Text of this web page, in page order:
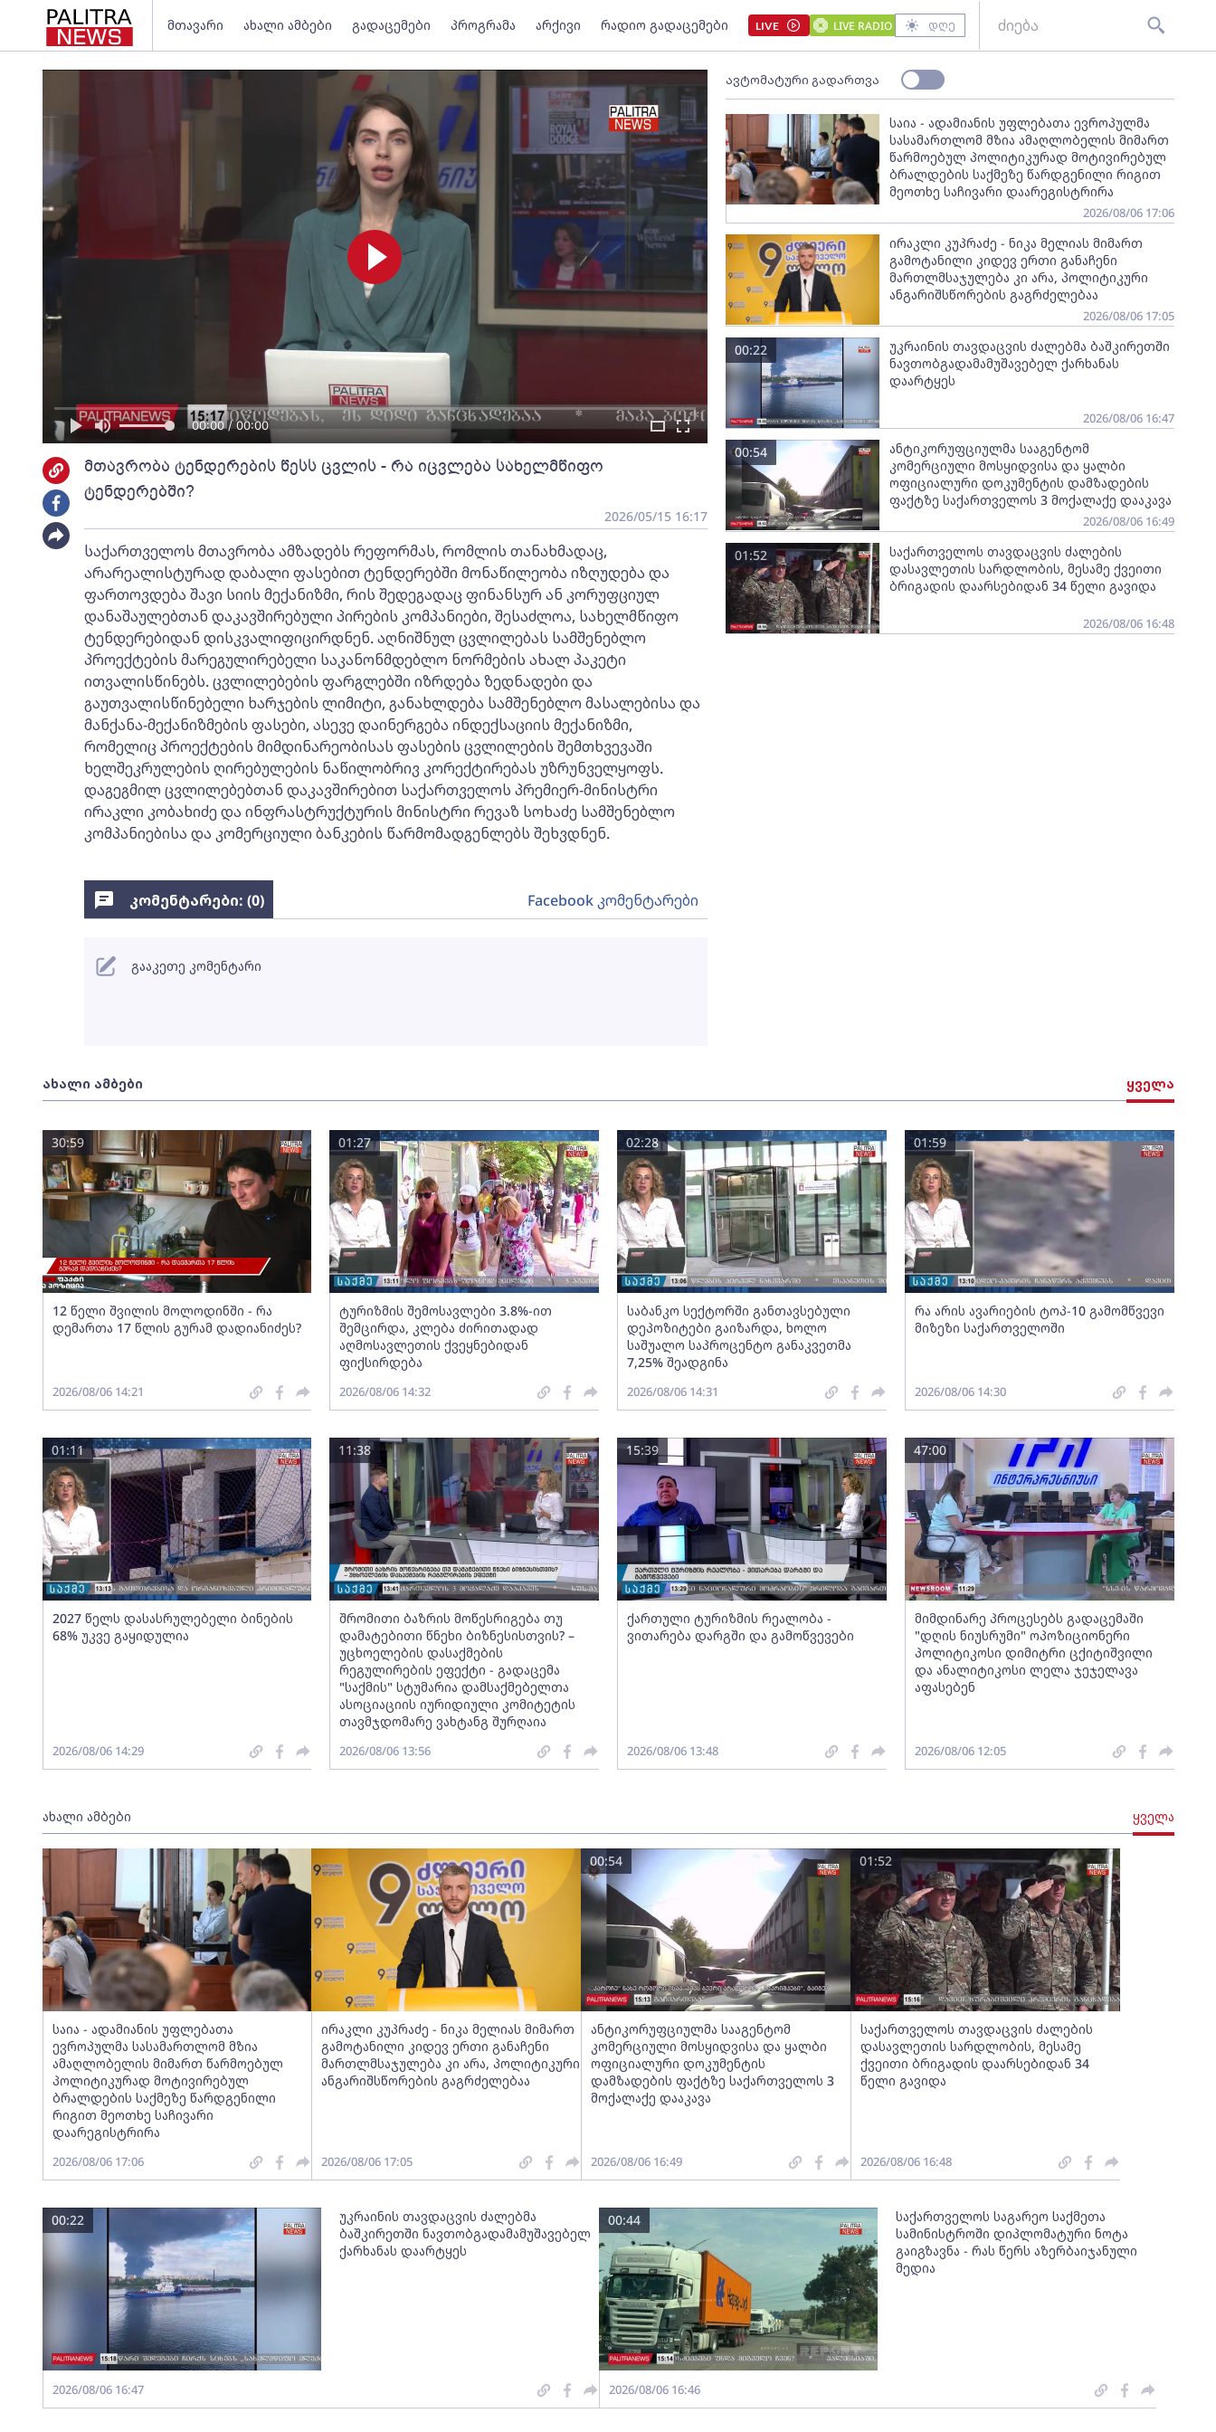
მთავარი ახალი ამბები გადაცემები პროგრამა არქივი რადიო გადაცემები LIVE LIVE RADIO დღე
00:00 / 00:00
მთავრობა ტენდერების წესს ცვლის - რა იცვლება სახელმწიფო
ტენდერებში?
2026/05/15 16:17
საქართველოს მთავრობა ამზადებს რეფორმას, რომლის თანახმადაც,
არარეალისტურად დაბალი ფასებით ტენდერებში მონაწილეობა იზღუდება და
ფართოვდება შავი სიის მექანიზმი, რის შედეგადაც ფინანსურ ან კორუფციულ
დანაშაულებთან დაკავშირებული პირების კომპანიები, შესაძლოა, სახელმწიფო
ტენდერებიდან დისკვალიფიცირდნენ. აღნიშნულ ცვლილებას სამშენებლო
პროექტების მარეგულირებელი საკანონმდებლო ნორმების ახალ პაკეტი
ითვალისწინებს. ცვლილებების ფარგლებში იზრდება ზედნადები და
გაუთვალისწინებელი ხარჯების ლიმიტი, განახლდება სამშენებლო მასალებისა და
მანქანა-მექანიზმების ფასები, ასევე დაინერგება ინდექსაციის მექანიზმი,
რომელიც პროექტების მიმდინარეობისას ფასების ცვლილების შემთხვევაში
ხელშეკრულების ღირებულების ნაწილობრივ კორექტირებას უზრუნველყოფს.
დაგეგმილ ცვლილებებთან დაკავშირებით საქართველოს პრემიერ-მინისტრი
ირაკლი კობახიძე და ინფრასტრუქტურის მინისტრი რევაზ სოხაძე სამშენებლო
კომპანიებისა და კომერციული ბანკების წარმომადგენლებს შეხვდნენ.
ავტომატური გადართვა
საია - ადამიანის უფლებათა ევროპულმა
სასამართლომ მზია ამაღლობელის მიმართ
წარმოებულ პოლიტიკურად მოტივირებულ
ბრალდების საქმეზე წარდგენილი რიგით
მეოთხე საჩივარი დაარეგისტრირა
2026/08/06 17:06
ირაკლი კუპრაძე - ნიკა მელიას მიმართ
გამოტანილი კიდევ ერთი განაჩენი
მართლმსაჯულება კი არა, პოლიტიკური
ანგარიშსწორების გაგრძელებაა
2026/08/06 17:05
უკრაინის თავდაცვის ძალებმა ბაშკირეთში
ნავთობგადამამუშავებელ ქარხანას
დაარტყეს
00:22
2026/08/06 16:47
ანტიკორუფციულმა სააგენტომ
კომერციული მოსყიდვისა და ყალბი
ოფიციალური დოკუმენტის დამზადების
ფაქტზე საქართველოს 3 მოქალაქე დააკავა
00:54
2026/08/06 16:49
საქართველოს თავდაცვის ძალების
დასავლეთის სარდლობის, მესამე ქვეითი
ბრიგადის დაარსებიდან 34 წელი გავიდა
01:52
2026/08/06 16:48
ახალი ამბები ყველა
12 წელი შვილის მოლოდინში - რა
დემართა 17 წლის გურამ დადიანიძეს?
30:59
2026/08/06 14:21
ტურიზმის შემოსავლები 3.8%-ით
შემცირდა, კლება ძირითადად
აღმოსავლეთის ქვეყნებიდან
ფიქსირდება
01:27
2026/08/06 14:32
საბანკო სექტორში განთავსებული
დეპოზიტები გაიზარდა, ხოლო
საშუალო საპროცენტო განაკვეთმა
7,25% შეადგინა
02:28
2026/08/06 14:31
რა არის ავარიების ტოპ-10 გამომწვევი
მიზეზი საქართველოში
01:59
2026/08/06 14:30
2027 წელს დასასრულებელი ბინების
68% უკვე გაყიდულია
01:11
2026/08/06 14:29
შრომითი ბაზრის მოწესრიგება თუ
დამატებითი წნეხი ბიზნესისთვის? –
უცხოელების დასაქმების
რეგულირების ეფექტი - გადაცემა
"საქმის" სტუმარია დამსაქმებელთა
ასოციაციის იურიდიული კომიტეტის
თავმჯდომარე ვახტანგ შურღაია
11:38
2026/08/06 13:56
ქართული ტურიზმის რეალობა -
ვითარება დარგში და გამოწვევები
15:39
2026/08/06 13:48
მიმდინარე პროცესებს გადაცემაში
"დღის ნიუსრუმი" ოპოზიციონერი
პოლიტიკოსი დიმიტრი ცქიტიშვილი
და ანალიტიკოსი ლელა ჯეჯელავა
აფასებენ
47:00
2026/08/06 12:05
ახალი ამბები ყველა
საია - ადამიანის უფლებათა
ევროპულმა სასამართლომ მზია
ამაღლობელის მიმართ წარმოებულ
პოლიტიკურად მოტივირებულ
ბრალდების საქმეზე წარდგენილი
რიგით მეოთხე საჩივარი
დაარეგისტრირა
2026/08/06 17:06
ირაკლი კუპრაძე - ნიკა მელიას მიმართ
გამოტანილი კიდევ ერთი განაჩენი
მართლმსაჯულება კი არა, პოლიტიკური
ანგარიშსწორების გაგრძელებაა
2026/08/06 17:05
ანტიკორუფციულმა სააგენტომ
კომერციული მოსყიდვისა და ყალბი
ოფიციალური დოკუმენტის
დამზადების ფაქტზე საქართველოს 3
მოქალაქე დააკავა
00:54
2026/08/06 16:49
საქართველოს თავდაცვის ძალების
დასავლეთის სარდლობის, მესამე
ქვეითი ბრიგადის დაარსებიდან 34
წელი გავიდა
01:52
2026/08/06 16:48
უკრაინის თავდაცვის ძალებმა
ბაშკირეთში ნავთობგადამამუშავებელ
ქარხანას დაარტყეს
00:22
2026/08/06 16:47
საქართველოს საგარეო საქმეთა
სამინისტროში დიპლომატური ნოტა
გაიგზავნა - რას წერს აზერბაიჯანული
მედია
00:44
2026/08/06 16:46
კომენტარები: (0) Facebook კომენტარები
გააკეთე კომენტარი